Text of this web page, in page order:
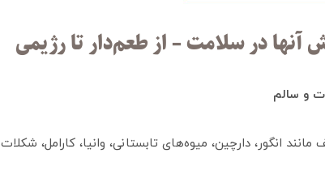
آنها در سلامت – از طعم‌دار تا رژیمی
انگور، دارچین، میوه‌های تابستانی، وانیا، کارامل، شکلات